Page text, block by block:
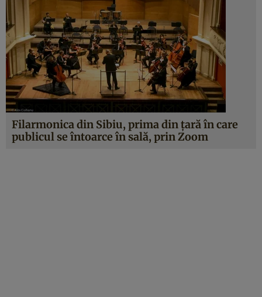
Filarmonica din Sibiu, prima din țară în care
publicul se întoarce în sală, prin Zoom